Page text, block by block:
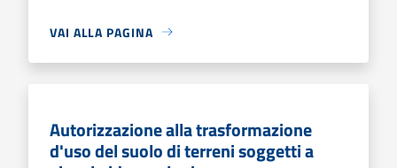
VAI ALLA PAGINA
Autorizzazione alla trasformazione
d'uso del suolo di terreni soggetti a